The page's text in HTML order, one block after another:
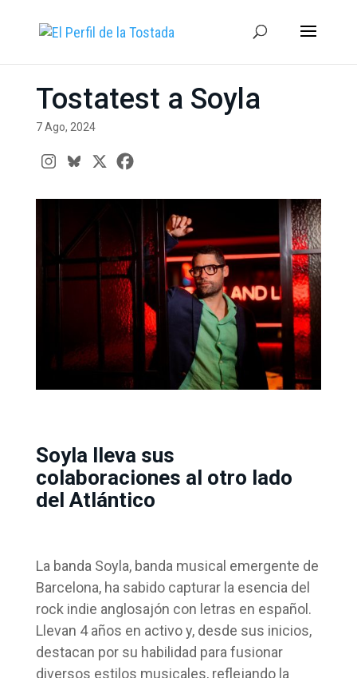
Tostatest a Soyla
7 Ago, 2024
Soyla lleva sus
colaboraciones al otro lado
del Atlántico
La banda Soyla, banda musical emergente de
Barcelona, ha sabido capturar la esencia del
rock indie anglosajón con letras en español.
Llevan 4 años en activo y, desde sus inicios,
destacan por su habilidad para fusionar
diversos estilos musicales, reflejando la